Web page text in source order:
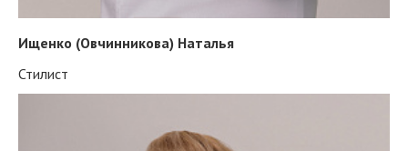
Ищенко (Овчинникова) Наталья
Стилист